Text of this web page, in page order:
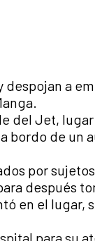
despojan a
del Jet,
bordo de un
por
después
en el lugar,
para su